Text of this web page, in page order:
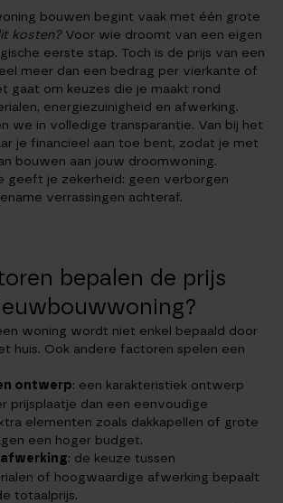
bouwen begint vaak met één grote
kosten?Voor wie droomt van een eigen
eerste stap. Toch is de prijs van een
meer dan een bedrag per vierkante of
gaat om keuzes die je maakt rond
energiezuinigheid en afwerking.
we in volledige transparantie. Van bij het
je financieel aan toe bent, zodat je met
bouwen aan jouw droomwoning.
geeft je zekerheid: geen verborgen
verrassingen achteraf.
bepalen de prijs
woning wordt niet enkel bepaald door
huis. Ook andere factoren spelen een
ontwerp: een karakteristiek ontwerp
prijsplaatje dan een eenvoudige
elementen zoals dakkapellen of grote
een hoger budget.
: de keuze tussen
of hoogwaardige afwerking bepaalt
totaalprijs.